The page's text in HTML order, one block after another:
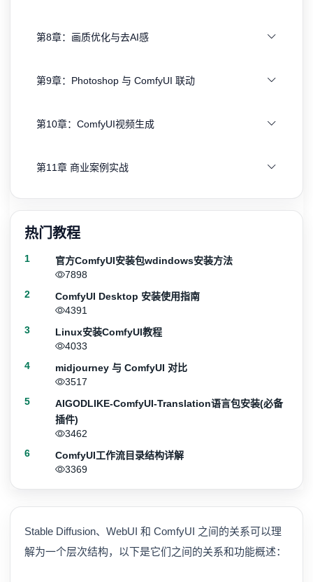
Stable Diffusion、WebUI 和 ComfyUI 之间的关系可以理
解为一个层次结构，以下是它们之间的关系和功能概述：
第8章：画质优化与去AI感
第9章：Photoshop 与 ComfyUI 联动
第10章：ComfyUI视频生成
第11章 商业案例实战
热门教程
1
官方ComfyUI安装包wdindows安装方法
7898
2
ComfyUI Desktop 安装使用指南
4391
3
Linux安装ComfyUI教程
4033
4
midjourney 与 ComfyUI 对比
3517
5
AIGODLIKE-ComfyUI-Translation语言包安装(必备
插件)
3462
6
ComfyUI工作流目录结构详解
3369